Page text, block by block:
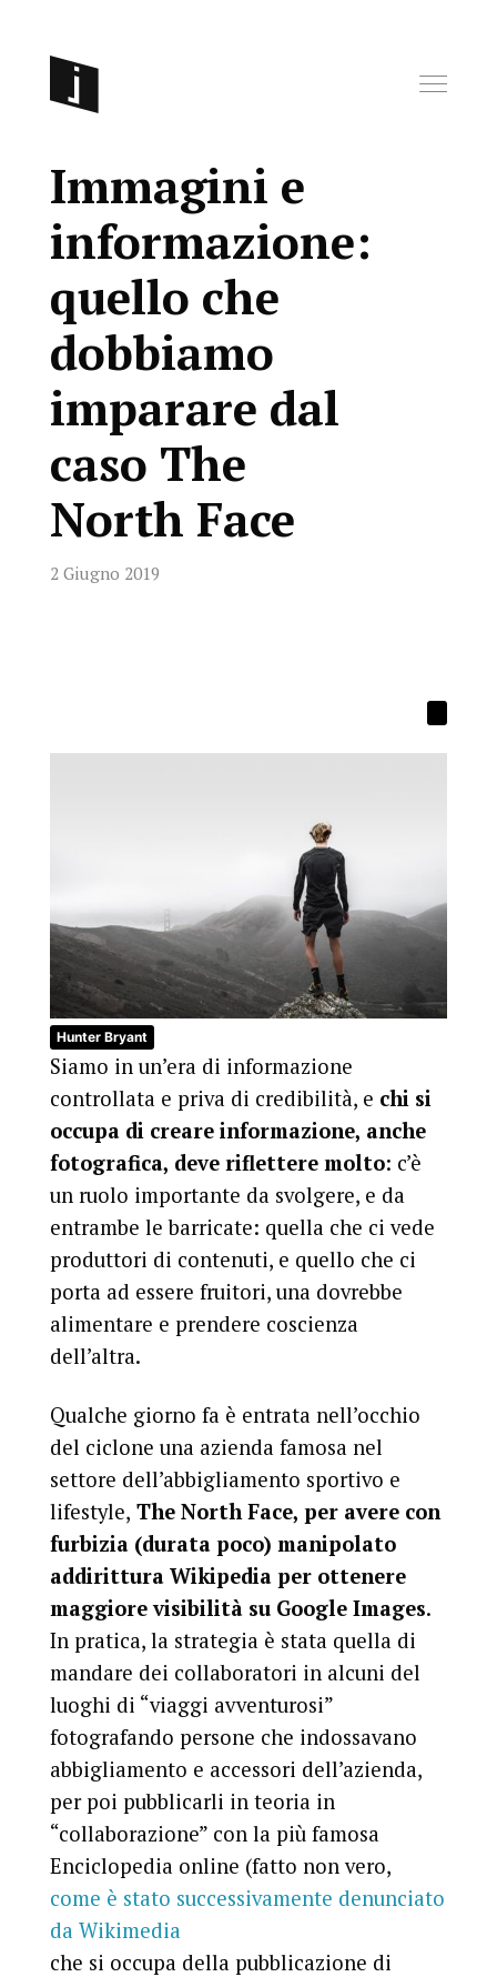
Immagini e
informazione:
quello che
dobbiamo
imparare dal
caso The
North Face
2 Giugno 2019
Hunter Bryant
Siamo in un’era di informazione
controllata e priva di credibilità, e chi si
occupa di creare informazione, anche
fotografica, deve riflettere molto: c’è
un ruolo importante da svolgere, e da
entrambe le barricate: quella che ci vede
produttori di contenuti, e quello che ci
porta ad essere fruitori, una dovrebbe
alimentare e prendere coscienza
dell’altra.
Qualche giorno fa è entrata nell’occhio
del ciclone una azienda famosa nel
settore dell’abbigliamento sportivo e
lifestyle, The North Face, per avere con
furbizia (durata poco) manipolato
addirittura Wikipedia per ottenere
maggiore visibilità su Google Images.
In pratica, la strategia è stata quella di
mandare dei collaboratori in alcuni del
luoghi di “viaggi avventurosi”
fotografando persone che indossavano
abbigliamento e accessori dell’azienda,
per poi pubblicarli in teoria in
“collaborazione” con la più famosa
Enciclopedia online (fatto non vero,
come è stato successivamente denunciato
da Wikimedia
che si occupa della pubblicazione di